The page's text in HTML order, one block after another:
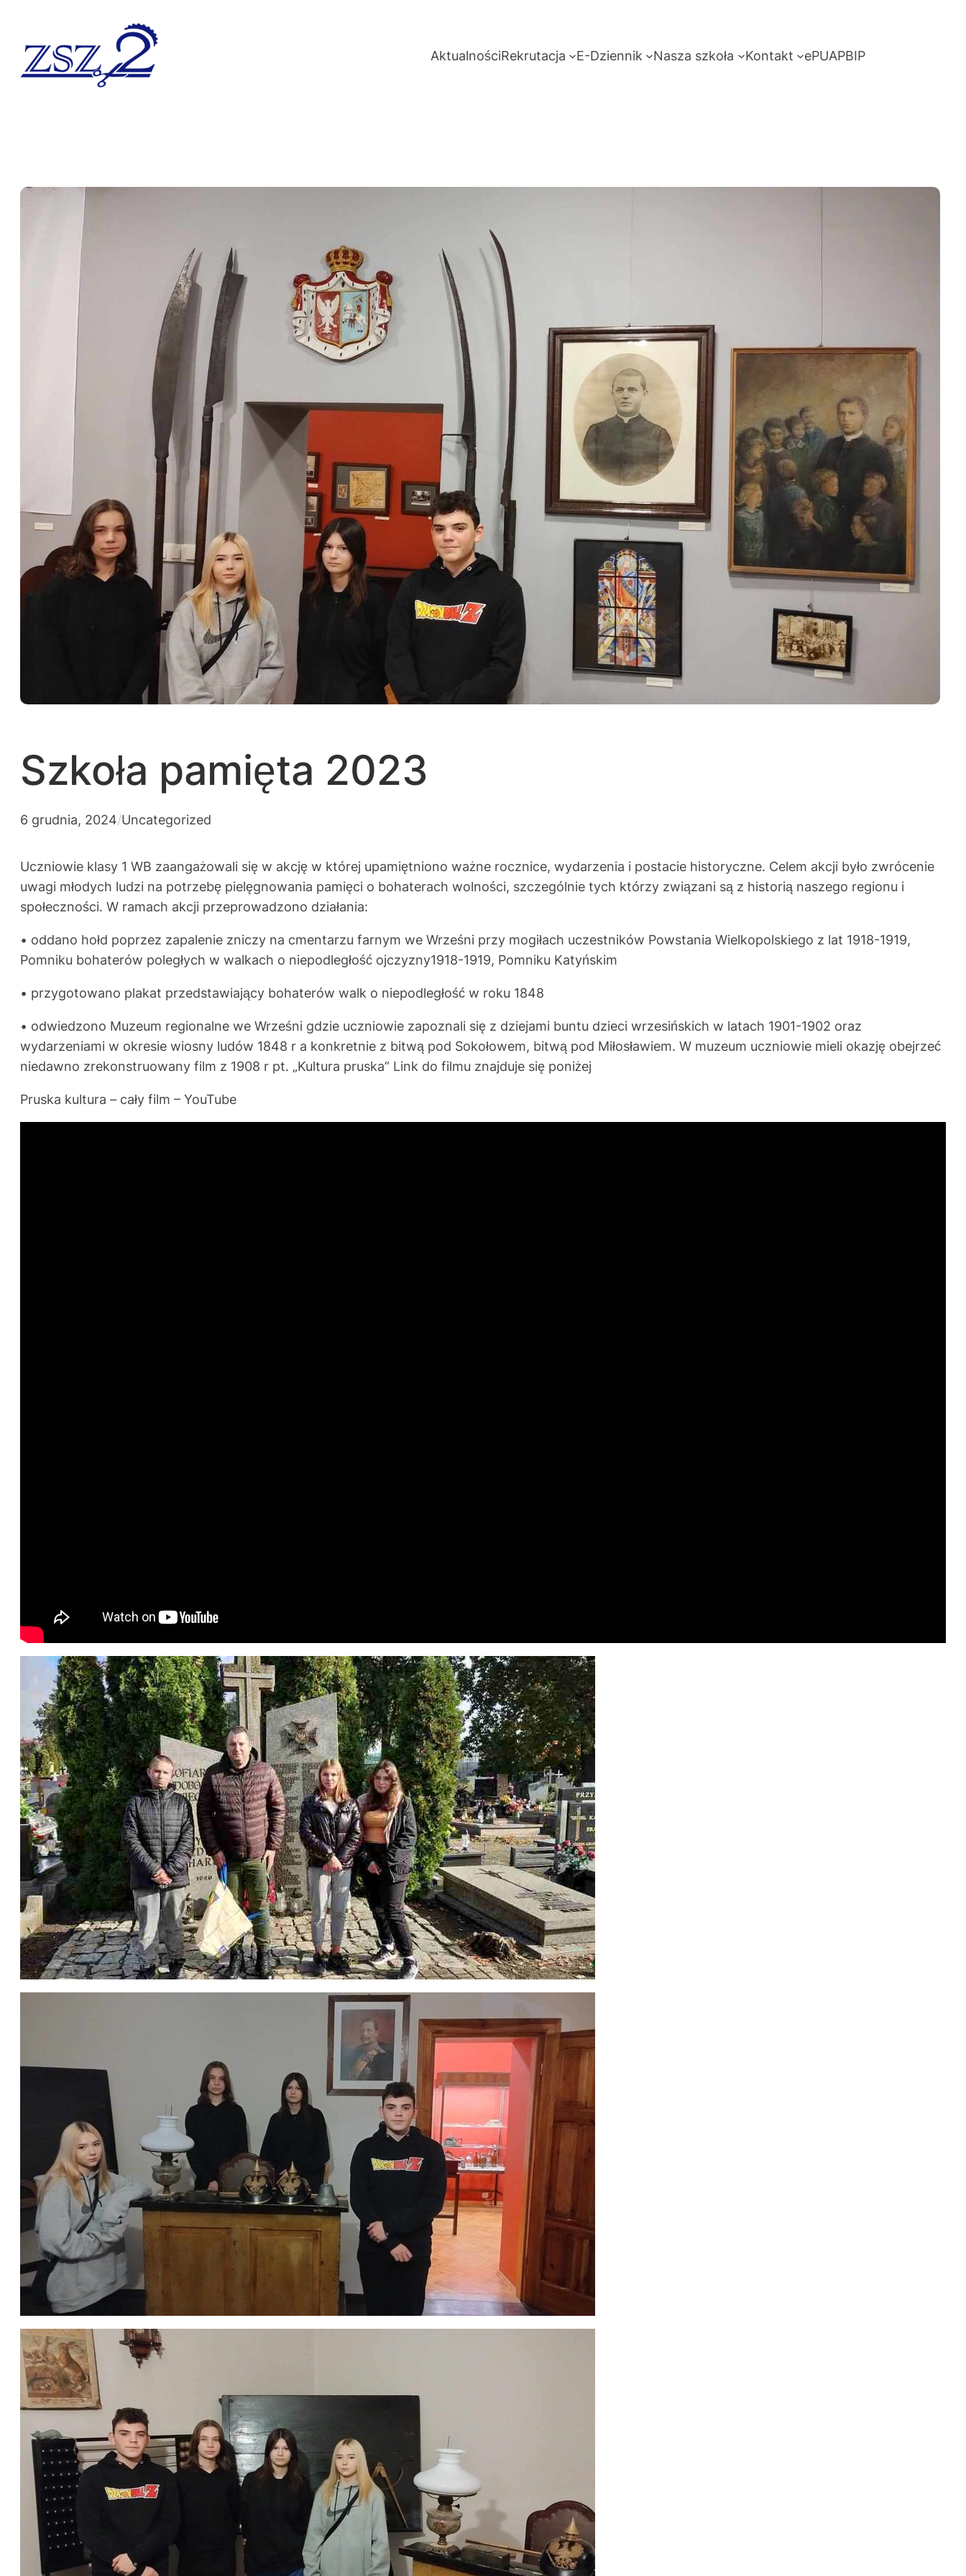
AktualnościRekrutacja E-Dziennik Nasza szkoła Kontakt ePUAPBIP
Szkoła pamięta 2023
6 grudnia, 2024/Uncategorized
Uczniowie klasy 1 WB zaangażowali się w akcję w której upamiętniono ważne rocznice, wydarzenia i postacie historyczne. Celem akcji było zwrócenie
uwagi młodych ludzi na potrzebę pielęgnowania pamięci o bohaterach wolności, szczególnie tych którzy związani są z historią naszego regionu i
społeczności. W ramach akcji przeprowadzono działania:
• oddano hołd poprzez zapalenie zniczy na cmentarzu farnym we Wrześni przy mogiłach uczestników Powstania Wielkopolskiego z lat 1918-1919,
Pomniku bohaterów poległych w walkach o niepodległość ojczyzny1918-1919, Pomniku Katyńskim
• przygotowano plakat przedstawiający bohaterów walk o niepodległość w roku 1848
• odwiedzono Muzeum regionalne we Wrześni gdzie uczniowie zapoznali się z dziejami buntu dzieci wrzesińskich w latach 1901-1902 oraz
wydarzeniami w okresie wiosny ludów 1848 r a konkretnie z bitwą pod Sokołowem, bitwą pod Miłosławiem. W muzeum uczniowie mieli okazję obejrzeć
niedawno zrekonstruowany film z 1908 r pt. „Kultura pruska” Link do filmu znajduje się poniżej
Pruska kultura – cały film – YouTube